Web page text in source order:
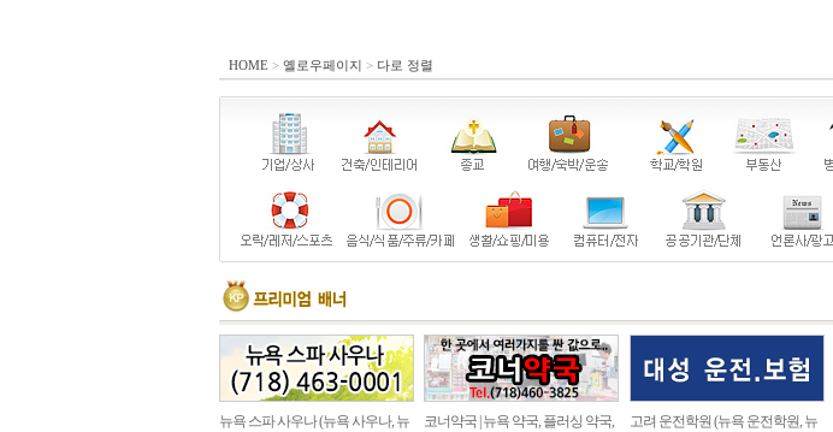
HOME > 옐로우페이지 > 다로 정렬
뉴욕 스파 사우나 (뉴욕 사우나, 뉴
코너약국 | 뉴욕 약국, 플러싱 약국,
고려 운전학원 (뉴욕 운전학원, 뉴